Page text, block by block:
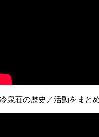
泉荘の歴史／活動をまと